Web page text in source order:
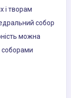
і творам
собор
можна
соборами